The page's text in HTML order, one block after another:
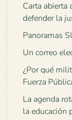
Carta abierta
defender la
Panoramas
Un correo
¿Por qué
Fuerza
La agenda
la educación